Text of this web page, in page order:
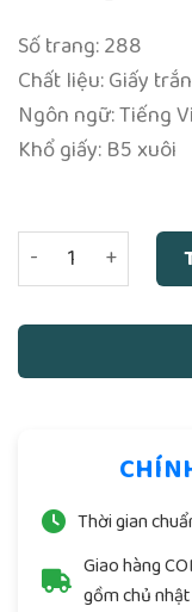
Số trang: 288
Chất liệu: Giấy
Ngôn ngữ: Tiếng
Khổ giấy: B5 xuôi
Có Gì Bí Mật
Thời gian
Giao hàng
gồm chủ